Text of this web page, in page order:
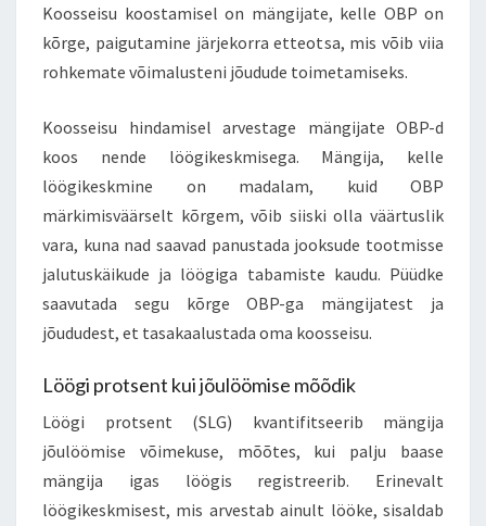
Koosseisu koostamisel on mängijate, kelle OBP on
kõrge, paigutamine järjekorra etteotsa, mis võib viia
rohkemate võimalusteni jõudude toimetamiseks.
Koosseisu hindamisel arvestage mängijate OBP-d
koos nende löögikeskmisega. Mängija, kelle
löögikeskmine on madalam, kuid OBP
märkimisväärselt kõrgem, võib siiski olla väärtuslik
vara, kuna nad saavad panustada jooksude tootmisse
jalutuskäikude ja löögiga tabamiste kaudu. Püüdke
saavutada segu kõrge OBP-ga mängijatest ja
jõududest, et tasakaalustada oma koosseisu.
Löögi protsent kui jõulöömise mõõdik
Löögi protsent (SLG) kvantifitseerib mängija
jõulöömise võimekuse, mõõtes, kui palju baase
mängija igas löögis registreerib. Erinevalt
löögikeskmisest, mis arvestab ainult lööke, sisaldab